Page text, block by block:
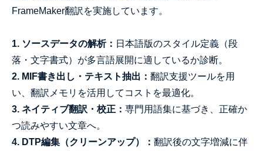
FrameMaker翻訳を実施しています。
1. ソースデータの解析： 日本語版のスタイル定義（段
落・文字書式）が多言語展開に適しているか診断。
2. MIF書き出し・テキスト抽出： 翻訳支援ツールを用
い、翻訳メモリを活用してコストを最適化。
3. ネイティブ翻訳・校正： 専門用語集に基づき、正確か
つ読みやすい文章へ。
4. DTP編集（クリーンアップ）： 翻訳後の文字増減に伴